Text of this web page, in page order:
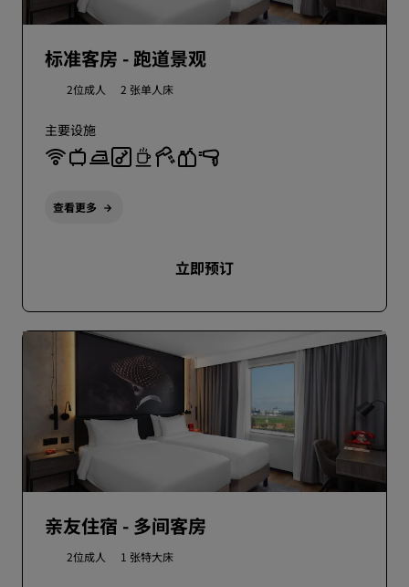
标准客房 - 跑道景观
2位成人 2 张单人床
主要设施
查看更多
立即预订
亲友住宿 - 多间客房
2位成人 1 张特大床